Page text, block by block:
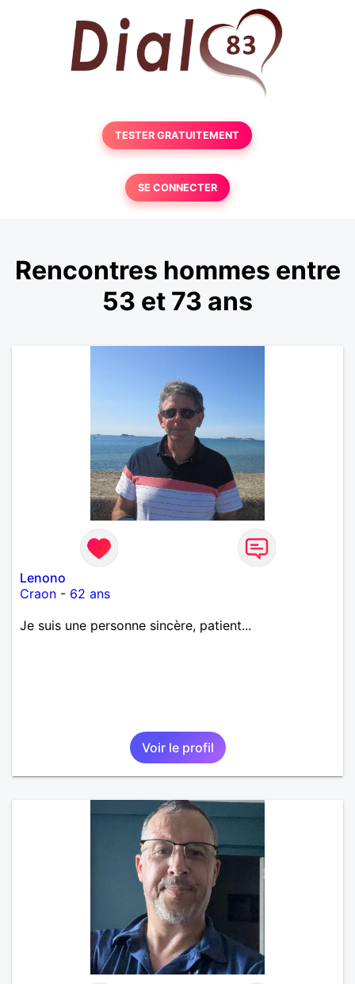
TESTER GRATUITEMENT
SE CONNECTER
Rencontres hommes entre
53 et 73 ans
Lenono
Craon - 62 ans
Je suis une personne sincère, patient...
Voir le profil